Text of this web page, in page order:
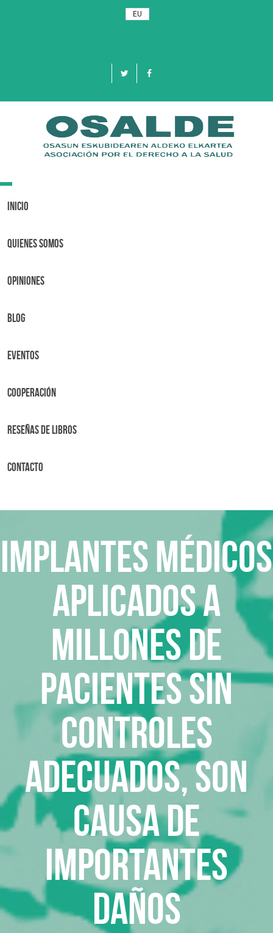
EU
Toggle
Inicio
Quienes Somos
OPINIONES
BLOG
Eventos
Cooperación
Reseñas de libros
Contacto
Implantes médicos
aplicados a
millones de
pacientes sin
controles
adecuados, son
causa de
importantes
daños